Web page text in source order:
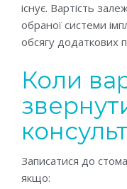
існує. Вартість
обраної системи
обсягу додаткових
Коли
Записатися до
якщо: